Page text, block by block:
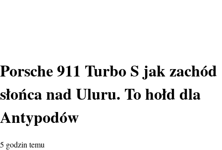
Porsche 911 Turbo S jak zachód
słońca nad Uluru. To hołd dla
Antypodów
5 godzin temu